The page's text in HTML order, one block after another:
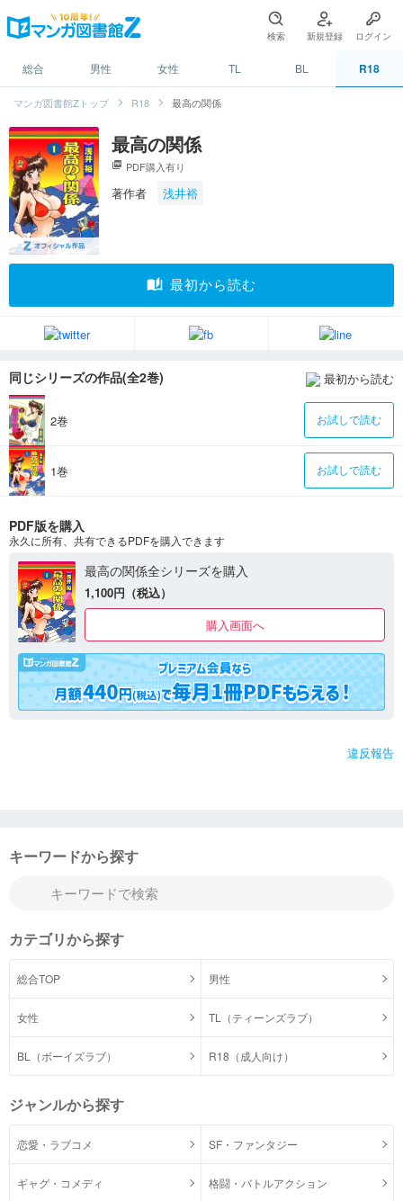
検索 新規登録 ログイン
総合 男性 女性 TL BL R18
マンガ図書館Zトップ R18 最高の関係
最高の関係
picture_as_pdf PDF購入有り
著作者 浅井裕
auto_stories 最初から読む
同じシリーズの作品(全2巻) 最初から読む
2巻 お試しで読む
1巻 お試しで読む
PDF版を購入
永久に所有、共有できるPDFを購入できます
最高の関係全シリーズを購入
1,100円（税込）
購入画面へ
違反報告
キーワードから探す
カテゴリから探す
総合TOP 男性
女性 TL（ティーンズラブ）
BL（ボーイズラブ） R18（成人向け）
ジャンルから探す
恋愛・ラブコメ SF・ファンタジー
ギャグ・コメディ 格闘・バトルアクション